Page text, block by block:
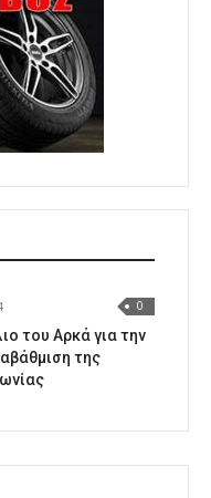
0
του Αρκά για την
της